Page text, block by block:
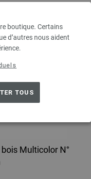
boutique. Certains
d’autres nous aident
TOUS
Multicolor N°